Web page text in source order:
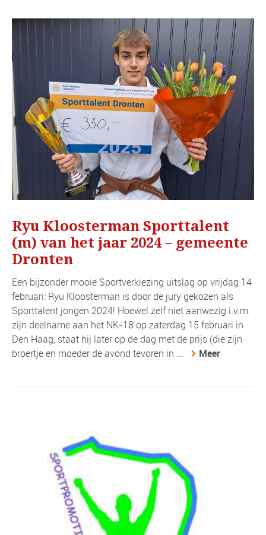
Ryu Kloosterman Sporttalent
(m) van het jaar 2024 – gemeente
Dronten
Een bijzonder mooie Sportverkiezing uitslag op vrijdag 14
februari: Ryu Kloosterman is door de jury gekozen als
Sporttalent jongen 2024! Hoewel zelf niet aanwezig i.v.m.
zijn deelname aan het NK-18 op zaterdag 15 februari in
Den Haag, staat hij later op de dag met de prijs (die zijn
broertje en moeder de avond tevoren in ...
Meer